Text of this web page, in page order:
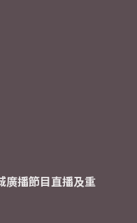
廣播節目直播及重